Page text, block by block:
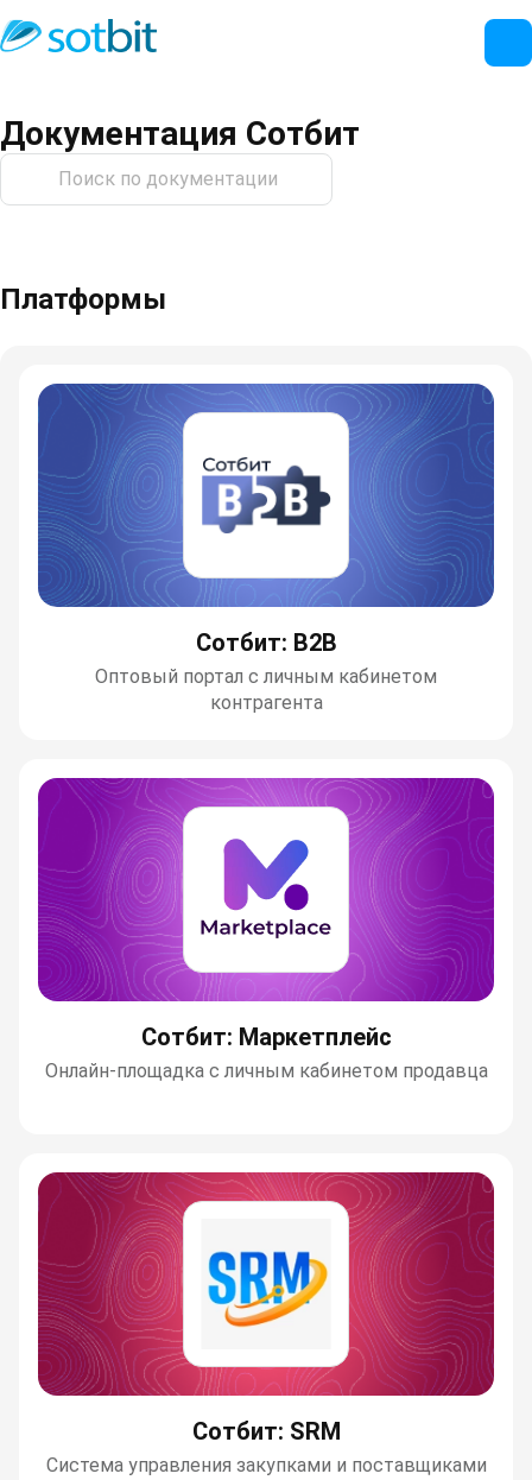
Документация Сотбит
Платформы
Сотбит: B2B
Оптовый портал с личным кабинетом
контрагента
Сотбит: Маркетплейс
Онлайн-площадка с личным кабинетом продавца
Сотбит: SRM
Cистема управления закупками и поставщиками